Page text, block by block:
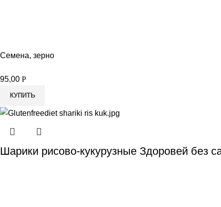
Семена, зерно
95,00 Р
КУПИТЬ
Шарики рисово-кукурузные Здоровей без